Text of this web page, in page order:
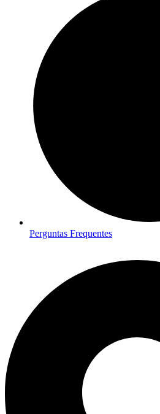
Perguntas Frequentes